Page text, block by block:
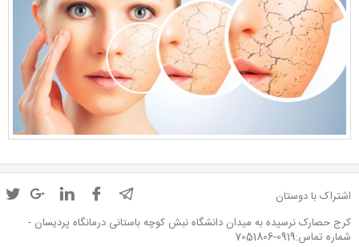
اشتراک با دوستان
کرج حصارک نرسیده به میدان دانشگاه نبش کوچه باستانی درمانگاه پردیسان -
شماره تماس:0919-7051806